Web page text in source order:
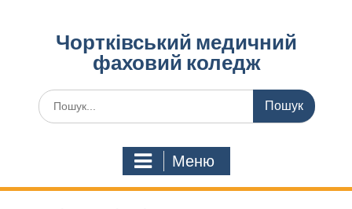
Чортківський медичний
фаховий коледж
Шукати:
Меню